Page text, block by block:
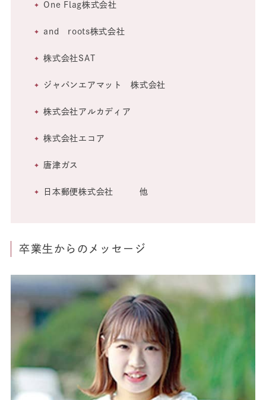
One Flag株式会社
and roots株式会社
株式会社SAT
ジャパンエアマット 株式会社
株式会社アルカディア
株式会社エコア
唐津ガス
日本郵便株式会社 他
卒業生からのメッセージ